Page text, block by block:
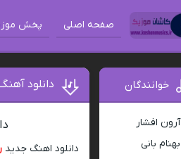
صفحه اصلی پخش
دانلود
دانلود اهنگ جدید
خوانندگان
آرون افشار
بهنام بانی